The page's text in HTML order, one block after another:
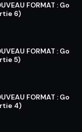
FORMAT : Go
6)
FORMAT : Go
5)
FORMAT : Go
4)